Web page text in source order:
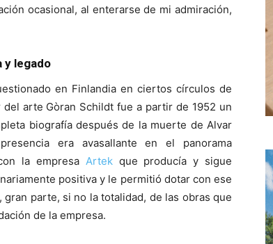
ocasional, al enterarse de mi admiración,
y legado
en Finlandia en ciertos círculos de
arte Gòran Schildt fue a partir de 1952 un
biografía después de la muerte de Alvar
era avasallante en el panorama
la empresa Artekque producía y sigue
positiva y le permitió dotar con ese
parte, si no la totalidad, de las obras que
de la empresa.